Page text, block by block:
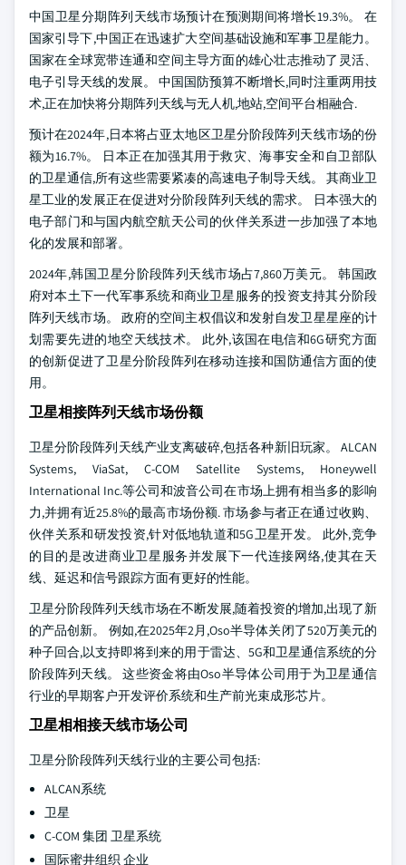
中国卫星分期阵列天线市场预计在预测期间将增长19.3%。 在
国家引导下,中国正在迅速扩大空间基础设施和军事卫星能力。
国家在全球宽带连通和空间主导方面的雄心壮志推动了灵活、
电子引导天线的发展。 中国国防预算不断增长,同时注重两用技
术,正在加快将分期阵列天线与无人机,地站,空间平台相融合.
预计在2024年,日本将占亚太地区卫星分阶段阵列天线市场的份
额为16.7%。 日本正在加强其用于救灾、海事安全和自卫部队
的卫星通信,所有这些需要紧凑的高速电子制导天线。 其商业卫
星工业的发展正在促进对分阶段阵列天线的需求。 日本强大的
电子部门和与国内航空航天公司的伙伴关系进一步加强了本地
化的发展和部署。
2024年,韩国卫星分阶段阵列天线市场占7,860万美元。 韩国政
府对本土下一代军事系统和商业卫星服务的投资支持其分阶段
阵列天线市场。 政府的空间主权倡议和发射自发卫星星座的计
划需要先进的地空天线技术。 此外,该国在电信和6G研究方面
的创新促进了卫星分阶段阵列在移动连接和国防通信方面的使
用。
卫星相接阵列天线市场份额
卫星分阶段阵列天线产业支离破碎,包括各种新旧玩家。 ALCAN
Systems, ViaSat, C-COM Satellite Systems, Honeywell
International Inc.等公司和波音公司在市场上拥有相当多的影响
力,并拥有近25.8%的最高市场份额. 市场参与者正在通过收购、
伙伴关系和研发投资,针对低地轨道和5G卫星开发。 此外,竞争
的目的是改进商业卫星服务并发展下一代连接网络,使其在天
线、延迟和信号跟踪方面有更好的性能。
卫星分阶段阵列天线市场在不断发展,随着投资的增加,出现了新
的产品创新。 例如,在2025年2月,Oso半导体关闭了520万美元的
种子回合,以支持即将到来的用于雷达、5G和卫星通信系统的分
阶段阵列天线。 这些资金将由Oso半导体公司用于为卫星通信
行业的早期客户开发评价系统和生产前光束成形芯片。
卫星相相接天线市场公司
卫星分阶段阵列天线行业的主要公司包括:
ALCAN系统
卫星
C-COM 集团 卫星系统
国际蜜井组织 企业